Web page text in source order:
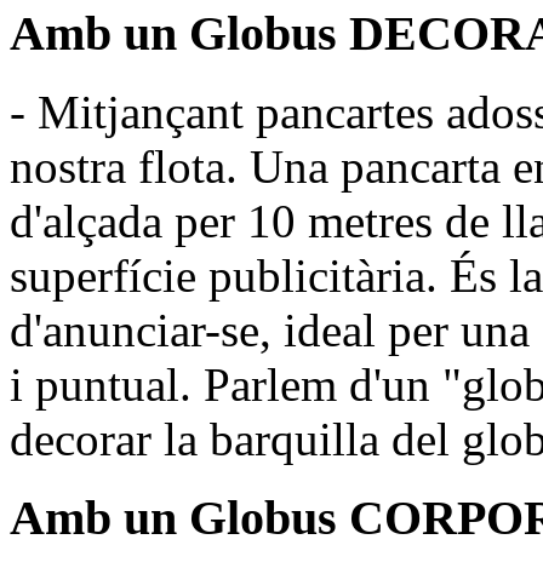
Amb un Globus
- Mitjançant pancartes
nostra flota. Una pancarta
d'alçada per 10 metres de
superfície publicitària. És
d'anunciar-se, ideal per
i puntual. Parlem d'un
decorar la barquilla del
Amb un Globus